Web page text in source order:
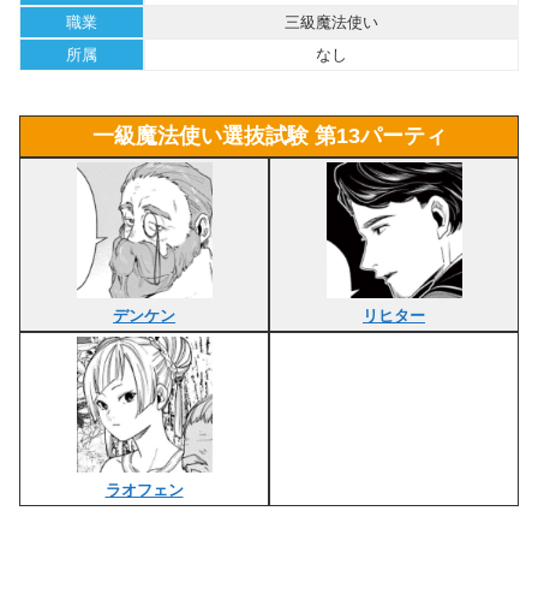
職業
三級魔法使い
所属
なし
一級魔法使い選抜試験 第13パーティ
デンケン リヒター
ラオフェン